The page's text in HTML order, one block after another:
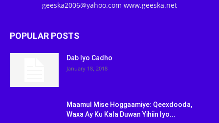
geeska2006@yahoo.com www.geeska.net
POPULAR POSTS
Dab Iyo Cadho
January 18, 2018
Maamul Mise Hoggaamiye: Qeexdooda,
Waxa Ay Ku Kala Duwan Yihiin Iyo...